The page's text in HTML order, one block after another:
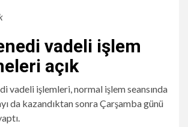
vadeli işlem
açık
vadeli işlemleri, normal işlem seansında
da kazandıktan sonra Çarşamba günü